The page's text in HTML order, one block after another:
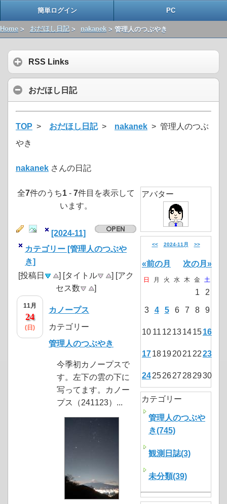
簡単ログイン PC
Home > おだほし日記> nakanek > 管理人のつぶやき
RSS Links
おだほし日記
TOP > おだほし日記> nakanek > 管理人のつぶ
やき
nakanek さんの日記
全7件のうち1 - 7件目を表示して
います。
[2024-11]
カテゴリー [管理人のつぶや
き]
[投稿日
] [タイトル
] [アク
セス数
]
11月
24
(日)
カノープス
カテゴリー
管理人のつぶやき
今季初カノープスで
す。左下の雲の下に
写ってます。カノー
プス（241123）...
アバター
<< 2024-11月 >>
«前の月 次の月»
日 月 火 水 木 金 土
1 2
3 4 5 6 7 8 9
10 11 12 13141516
1718192021 2223
24252627 282930
カテゴリー
管理人のつぶや
き(745)
観測日誌(3)
未分類(39)